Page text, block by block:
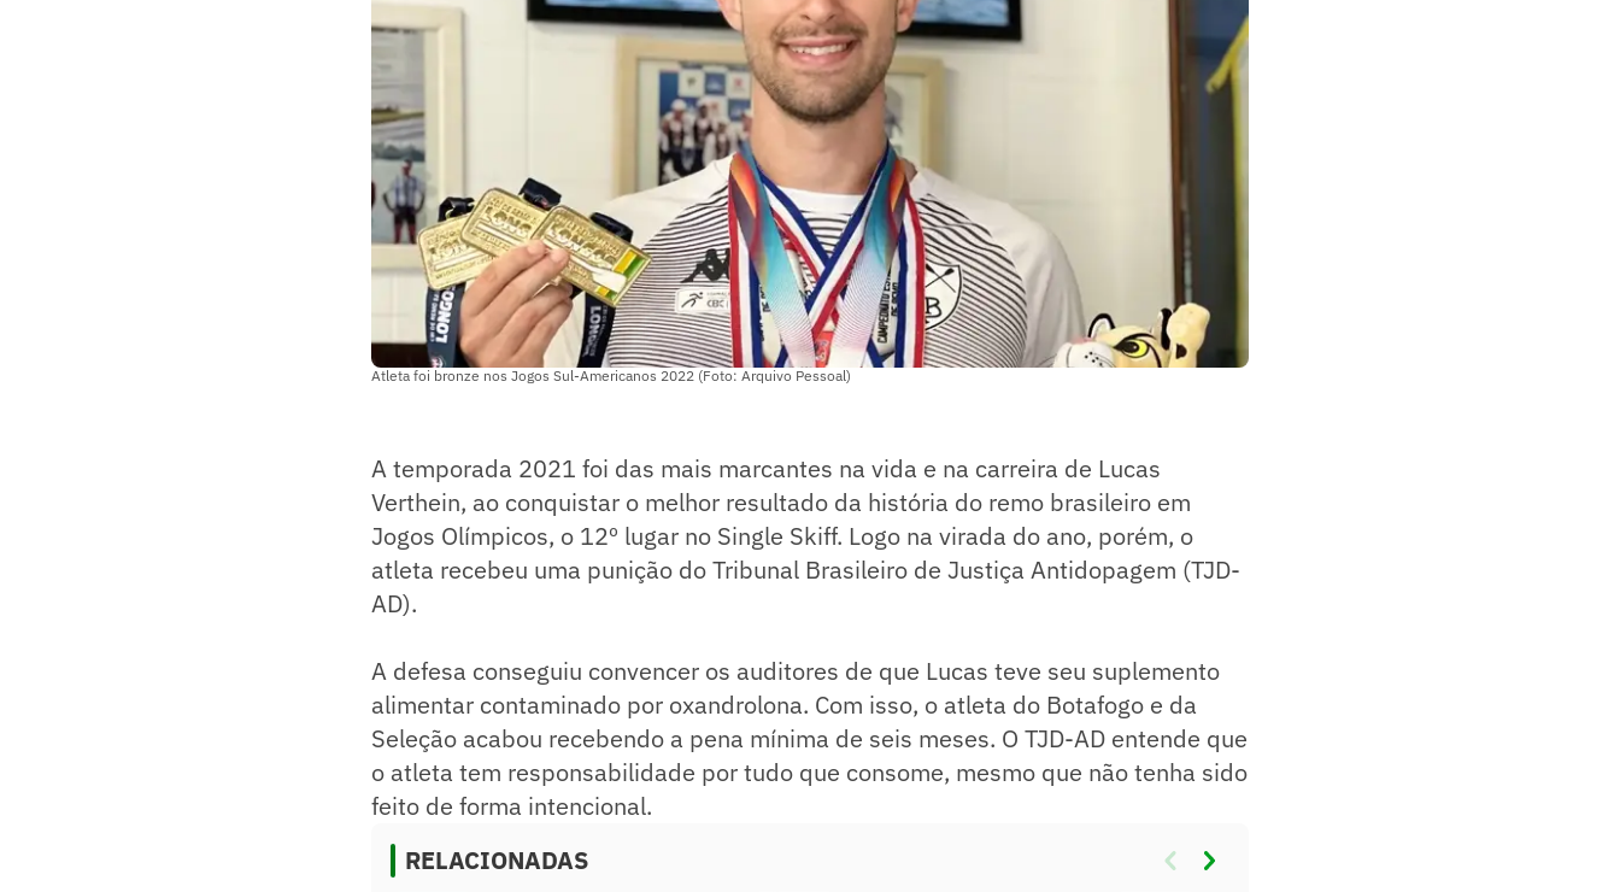
Atleta foi bronze nos Jogos Sul-Americanos 2022 (Foto: Arquivo Pessoal)
A temporada 2021 foi das mais marcantes na vida e na carreira de Lucas
Verthein, ao conquistar o melhor resultado da história do remo brasileiro em
Jogos Olímpicos, o 12º lugar no Single Skiff. Logo na virada do ano, porém, o
atleta recebeu uma punição do Tribunal Brasileiro de Justiça Antidopagem (TJD-
AD).
A defesa conseguiu convencer os auditores de que Lucas teve seu suplemento
alimentar contaminado por oxandrolona. Com isso, o atleta do Botafogo e da
Seleção acabou recebendo a pena mínima de seis meses. O TJD-AD entende que
o atleta tem responsabilidade por tudo que consome, mesmo que não tenha sido
feito de forma intencional.
RELACIONADAS